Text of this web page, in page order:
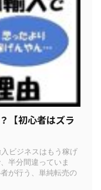
【初心者はズラ
ビジネスはもう稼げ
半分間違っていま
が行う、単純転売の